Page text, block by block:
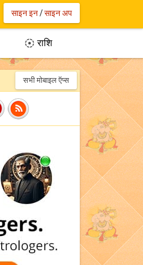
साइन इन/साइन अप
 राशि
सभी मोबाइल ऍप्स